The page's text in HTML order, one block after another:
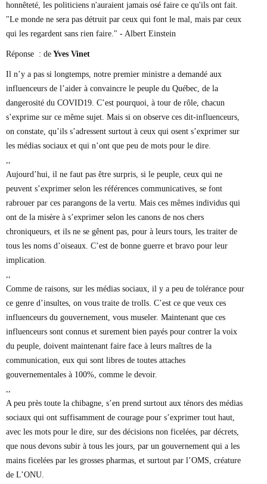
honnêteté, les politiciens n'auraient jamais osé faire ce qu'ils ont fait.
"Le monde ne sera pas détruit par ceux qui font le mal, mais par ceux
qui les regardent sans rien faire." - Albert Einstein
Réponse : de Yves Vinet
Il n’y a pas si longtemps, notre premier ministre a demandé aux
influenceurs de l’aider à convaincre le peuple du Québec, de la
dangerosité du COVID19. C’est pourquoi, à tour de rôle, chacun
s’exprime sur ce même sujet. Mais si on observe ces dit-influenceurs,
on constate, qu’ils s’adressent surtout à ceux qui osent s’exprimer sur
les médias sociaux et qui n’ont que peu de mots pour le dire.
,,
Aujourd’hui, il ne faut pas être surpris, si le peuple, ceux qui ne
peuvent s’exprimer selon les références communicatives, se font
rabrouer par ces parangons de la vertu. Mais ces mêmes individus qui
ont de la misère à s’exprimer selon les canons de nos chers
chroniqueurs, et ils ne se gênent pas, pour à leurs tours, les traiter de
tous les noms d’oiseaux. C’est de bonne guerre et bravo pour leur
implication.
,,
Comme de raisons, sur les médias sociaux, il y a peu de tolérance pour
ce genre d’insultes, on vous traite de trolls. C’est ce que veux ces
influenceurs du gouvernement, vous museler. Maintenant que ces
influenceurs sont connus et surement bien payés pour contrer la voix
du peuple, doivent maintenant faire face à leurs maîtres de la
communication, eux qui sont libres de toutes attaches
gouvernementales à 100%, comme le devoir.
,,
A peu près toute la chibagne, s’en prend surtout aux ténors des médias
sociaux qui ont suffisamment de courage pour s’exprimer tout haut,
avec les mots pour le dire, sur des décisions non ficelées, par décrets,
que nous devons subir à tous les jours, par un gouvernement qui a les
mains ficelées par les grosses pharmas, et surtout par l’OMS, créature
de L’ONU.